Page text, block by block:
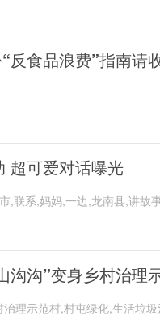
反食品浪费”指南请
超可爱对话曝光
,联系,妈妈,一边,龙南县,讲故
沟沟”变身乡村治理
理示范村,村屯绿化,生活垃圾